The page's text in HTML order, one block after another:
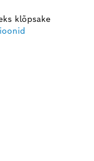
klõpsake